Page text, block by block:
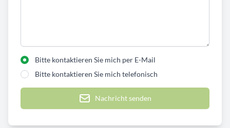
Bitte kontaktieren Sie mich per E-Mail
Bitte kontaktieren Sie mich telefonisch
Nachricht senden